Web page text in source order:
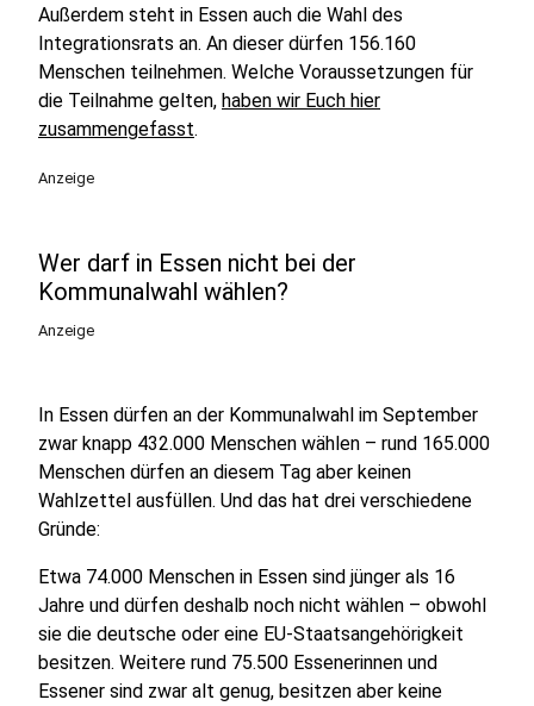
Außerdem steht in Essen auch die Wahl des
Integrationsrats an. An dieser dürfen 156.160
Menschen teilnehmen. Welche Voraussetzungen für
die Teilnahme gelten, haben wir Euch hier
zusammengefasst.
Anzeige
Wer darf in Essen nicht bei der
Kommunalwahl wählen?
Anzeige
In Essen dürfen an der Kommunalwahl im September
zwar knapp 432.000 Menschen wählen – rund 165.000
Menschen dürfen an diesem Tag aber keinen
Wahlzettel ausfüllen. Und das hat drei verschiedene
Gründe:
Etwa 74.000 Menschen in Essen sind jünger als 16
Jahre und dürfen deshalb noch nicht wählen – obwohl
sie die deutsche oder eine EU-Staatsangehörigkeit
besitzen. Weitere rund 75.500 Essenerinnen und
Essener sind zwar alt genug, besitzen aber keine